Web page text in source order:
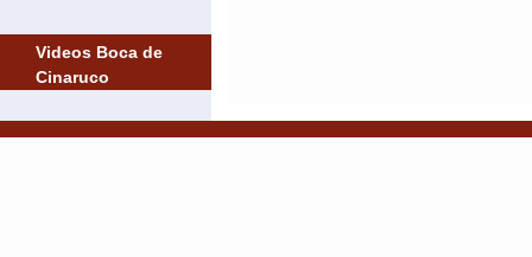
Videos Boca de
Cinaruco